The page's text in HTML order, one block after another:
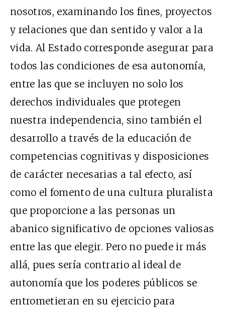
nosotros, examinando los fines, proyectos
y relaciones que dan sentido y valor a la
vida. Al Estado corresponde asegurar para
todos las condiciones de esa autonomía,
entre las que se incluyen no solo los
derechos individuales que protegen
nuestra independencia, sino también el
desarrollo a través de la educación de
competencias cognitivas y disposiciones
de carácter necesarias a tal efecto, así
como el fomento de una cultura pluralista
que proporcione a las personas un
abanico significativo de opciones valiosas
entre las que elegir. Pero no puede ir más
allá, pues sería contrario al ideal de
autonomía que los poderes públicos se
entrometieran en su ejercicio para